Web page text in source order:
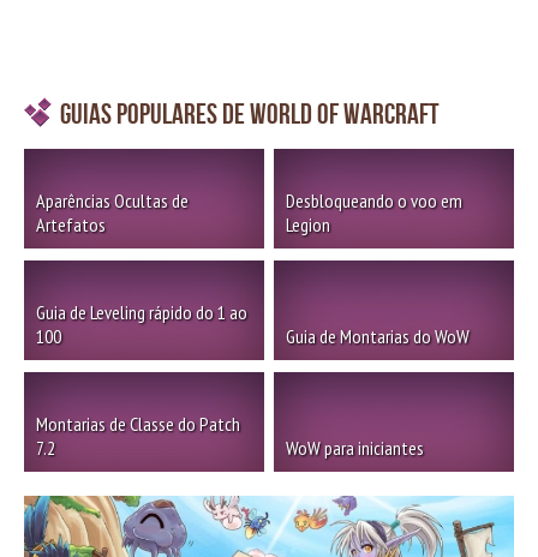
Guias Populares de World of Warcraft
Aparências Ocultas de
Artefatos
Desbloqueando o voo em
Legion
Guia de Leveling rápido do 1 ao
100
Guia de Montarias do WoW
Montarias de Classe do Patch
7.2
WoW para iniciantes